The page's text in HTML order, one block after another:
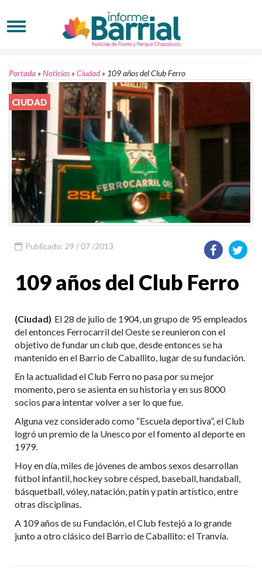
Portada »Noticias »Ciudad» 109 años del Club Ferro
CIUDAD
Publicado: 29 / 07 /2013
109 años del Club Ferro
(Ciudad) El 28 de julio de 1904, un grupo de 95 empleados
del entonces Ferrocarril del Oeste se reunieron con el
objetivo de fundar un club que, desde entonces se ha
mantenido en el Barrio de Caballito, lugar de su fundación.
En la actualidad el Club Ferro no pasa por su mejor
momento, pero se asienta en su historia y en sus 8000
socios para intentar volver a ser lo que fue.
Alguna vez considerado como “Escuela deportiva”, el Club
logró un premio de la Unesco por el fomento al deporte en
1979.
Hoy en día, miles de jóvenes de ambos sexos desarrollan
fútbol infantil, hockey sobre césped, baseball, handaball,
básquetball, vóley, natación, patín y patín artístico, entre
otras disciplinas.
A 109 años de su Fundación, el Club festejó a lo grande
junto a otro clásico del Barrio de Caballito: el Tranvía.